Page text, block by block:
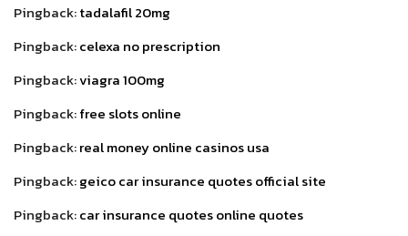
Pingback:tadalafil 20mg
Pingback:celexa no prescription
Pingback:viagra 100mg
Pingback:free slots online
Pingback:real money online casinos usa
Pingback:geico car insurance quotes official site
Pingback:car insurance quotes online quotes